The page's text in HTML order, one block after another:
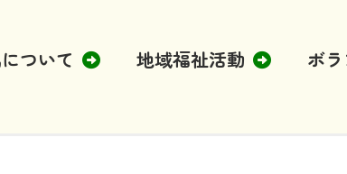
ついて 地域福祉活動 ボ